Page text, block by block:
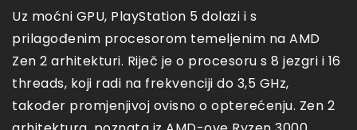
Uz moćni GPU, PlayStation 5 dolazi i s
prilagođenim procesorom temeljenim na AMD
Zen 2 arhitekturi. Riječ je o procesoru s 8 jezgri i 16
threads, koji radi na frekvenciji do 3,5 GHz,
također promjenjivoj ovisno o opterećenju. Zen 2